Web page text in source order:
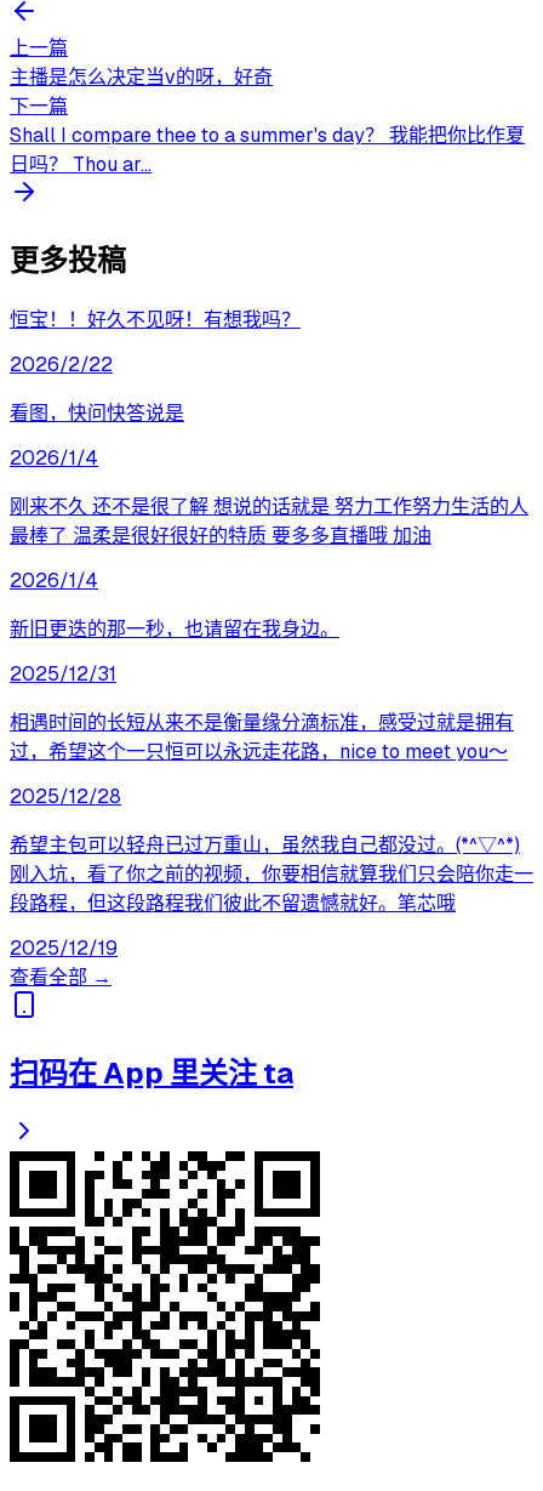
上一篇
主播是怎么决定当v的呀，好奇
下一篇
Shall I compare thee to a summer's day？ 我能把你比作夏
日吗？ Thou ar...
更多投稿
恒宝！！好久不见呀！有想我吗？
2026/2/22
看图，快问快答说是
2026/1/4
刚来不久 还不是很了解 想说的话就是 努力工作努力生活的人
最棒了 温柔是很好很好的特质 要多多直播哦 加油
2026/1/4
新旧更迭的那一秒，也请留在我身边。
2025/12/31
相遇时间的长短从来不是衡量缘分滴标准，感受过就是拥有
过，希望这个一只恒可以永远走花路，nice to meet you～
2025/12/28
希望主包可以轻舟已过万重山，虽然我自己都没过。(*^▽^*)
刚入坑，看了你之前的视频，你要相信就算我们只会陪你走一
段路程，但这段路程我们彼此不留遗憾就好。笔芯哦
2025/12/19
查看全部 →
扫码在 App 里关注 ta